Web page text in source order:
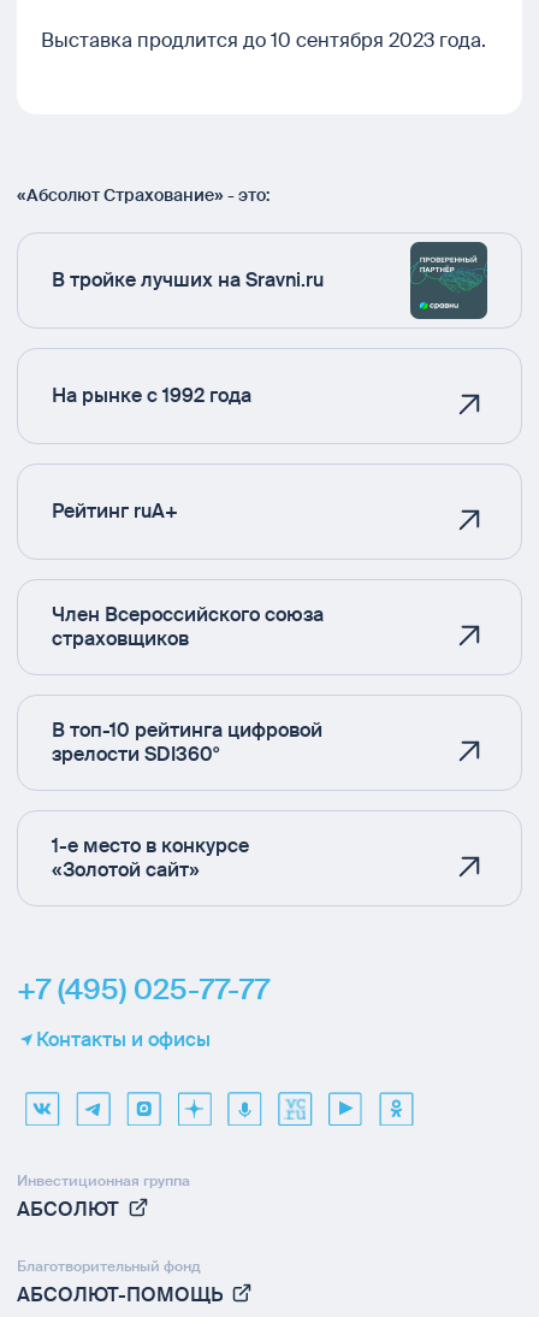
Выставка продлится до 10 сентября 2023 года.
«Абсолют Страхование» - это:
В тройке лучших на Sravni.ru
На рынке с 1992 года
Рейтинг ruA+
Член Всероссийского союза
страховщиков
В топ-10 рейтинга цифровой
зрелости SDI360°
1-е место в конкурсе
«Золотой сайт»
+7 (495) 025-77-77
Контакты и офисы
Инвестиционная группа
АБСОЛЮТ
Благотворительный фонд
АБСОЛЮТ-ПОМОЩЬ